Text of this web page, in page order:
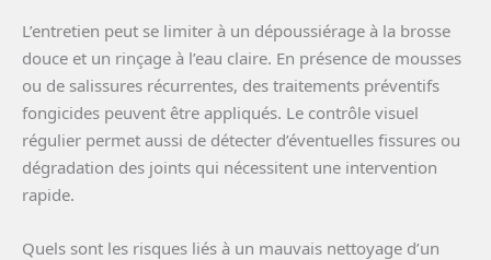
L’entretien peut se limiter à un dépoussiérage à la brosse
douce et un rinçage à l’eau claire. En présence de mousses
ou de salissures récurrentes, des traitements préventifs
fongicides peuvent être appliqués. Le contrôle visuel
régulier permet aussi de détecter d’éventuelles fissures ou
dégradation des joints qui nécessitent une intervention
rapide.
Quels sont les risques liés à un mauvais nettoyage d’un